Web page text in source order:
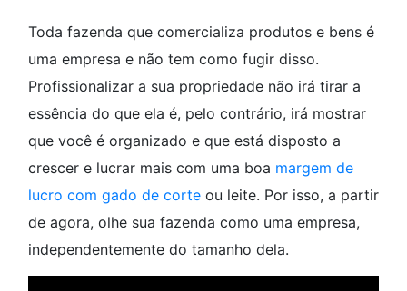
Toda fazenda que comercializa produtos e bens é
uma empresa e não tem como fugir disso.
Profissionalizar a sua propriedade não irá tirar a
essência do que ela é, pelo contrário, irá mostrar
que você é organizado e que está disposto a
crescer e lucrar mais com uma boa margem de
lucro com gado de corte ou leite. Por isso, a partir
de agora, olhe sua fazenda como uma empresa,
independentemente do tamanho dela.